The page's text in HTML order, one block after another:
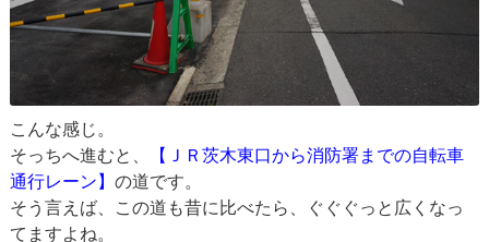
こんな感じ。
そっちへ進むと、
【ＪＲ茨木東口から消防署までの自転車
通行レーン】の道です。
そう言えば、この道も昔に比べたら、ぐぐぐっと広くなっ
てますよね。